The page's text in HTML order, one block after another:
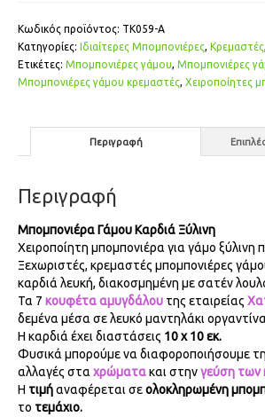
Κωδικός προϊόντος: ΤΚ059-Α
Κατηγορίες: Ιδιαίτερες Μπομπονιέρες, Κρεμαστές,
Ετικέτες: Μπομπονιέ­ρες γάμου, Μπομπονιέ­ρες
Μπομπονιέ­ρες γάμου κρεμαστές, Χειροποίητες
Περιγραφή
Περιγραφή
Μπομπονιέ­ρα Γάμου Καρδιά Ξύλινη
Χειροποίητη μπομπονιέρα για γάμο ξύλινη
Ξεχωριστές, κρεμαστές μπομπονιέρες
καρδιά λευκή, διακοσμημένη με σατέν
Τα 7 κουφέτα αμυγδάλου της εταιρείας
δεμένα μέσα σε λευκό μαντηλάκι
Η καρδιά έχει διαστάσεις 10 x 10 εκ.
Φυσικά μπορούμε να διαφοροποιήσουμε
αλλαγές στα χρώματακαι στηνγεύση των
Η τιμήαναφέρεται σεολοκληρωμένη
το τεμάχιο.